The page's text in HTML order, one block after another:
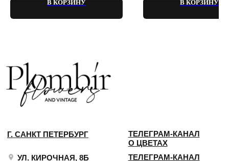
В КОРЗИНУ В КОРЗИНУ